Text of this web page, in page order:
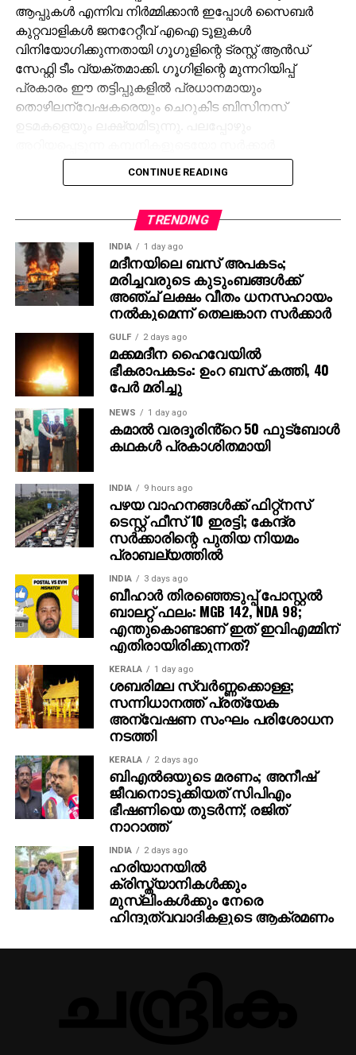
ആപ്പുകള്‍ എന്നിവ നിര്‍മ്മിക്കാന്‍ ഇപ്പോള്‍ സൈബര്‍
കുറ്റവാളികള്‍ ജനറേറ്റീവ് എഐ ടൂളുകള്‍
വിനിയോഗിക്കുന്നതായി ഗൂഗുളിന്റെ ട്രസ്റ്റ് ആന്‍ഡ്
സേഫ്റ്റി ടീം വ്യക്തമാക്കി. ഗൂഗിളിന്റെ മുന്നറിയിപ്പ്
പ്രകാരം ഈ തട്ടിപ്പുകളില്‍ പ്രധാനമായും
തൊഴിലന്വേഷകരെയും ചെറുകിട ബിസിനസ്
ഏജന്‍സികളുടെയോ പേരില്‍ വ്യാജ ജോലി
ലിസ്റ്റിംഗുകള്‍ സൃഷ്ടിക്കപ്പെടുന്നു. ഇരകളോട്
പ്രോസസ്സിംഗ് ഫീസ് എന്ന പേരില്‍ പണം അടയ്ക്കാനും
ആവശ്യപ്പെടുന്നതാണ് സാധാരണ രീതി. ചിലര്‍
മാല്‍വെയര്‍ ഇന്‍സ്റ്റാള്‍ ചെയ്യാനോ ഡാറ്റ
മോഷ്ടിക്കാനോ ലക്ഷ്യമിട്ടുള്ള വ്യാജ അഭിമുഖ
സോഫ്റ്റ്‌വെയറുകളും അയക്കുന്നു. ഇത്തരം തട്ടിപ്പുകള്‍
വ്യക്തികള്‍ക്കും സ്ഥാപനങ്ങള്‍ക്കും ഗുരുതരമായ
ഭീഷണിയാണെന്ന് ഗൂഗിള്‍ മുന്നറിയിപ്പ് നല്‍കി.
നിയമാനുസൃത തൊഴിലുടമകള്‍ ഒരിക്കലും സാമ്പത്തിക
വിവരങ്ങളോ പേയ്‌മെന്റെ് ആവശ്യങ്ങളോ
ഉന്നയിക്കില്ലെന്നും ഉപയോക്താക്കള്‍ ഓണ്‍ലൈനില്‍
കൂടുതല്‍ ജാഗ്രത പാലിക്കണമെന്നും ഗൂഗിള്‍
വ്യക്തമാക്കി.
CONTINUE READING
TRENDING
INDIA 1 day ago
മദീനയിലെ ബസ് അപകടം;
മരിച്ചവരുടെ കുടുംബങ്ങള്‍ക്ക്
അഞ്ച് ലക്ഷം വീതം ധനസഹായം
നല്‍കുമെന്ന് തെലങ്കാന സര്‍ക്കാര്‍
GULF 2 days ago
മക്കമദീന ഹൈവേയില്‍
ഭീകരാപകടം: ഉംറ ബസ് കത്തി, 40
പേര്‍ മരിച്ചു
NEWS 1 day ago
കമാൽ വരദൂരിൻ്റെ 50 ഫുട്ബോൾ
കഥകൾ പ്രകാശിതമായി
INDIA 9 hours ago
പഴയ വാഹനങ്ങള്‍ക്ക് ഫിറ്റ്‌നസ്
ടെസ്റ്റ് ഫീസ് 10 ഇരട്ടി; കേന്ദ്ര
സര്‍ക്കാരിന്റെ പുതിയ നിയമം
പ്രാബല്യത്തില്‍
INDIA 3 days ago
ബീഹാർ തിരഞ്ഞെടുപ്പ് പോസ്റ്റൽ
ബാലറ്റ് ഫലം: MGB 142, NDA 98;
എന്തുകൊണ്ടാണ് ഇത് ഇവിഎമ്മിന്
എതിരായിരിക്കുന്നത്?
KERALA 1 day ago
ശബരിമല സ്വര്‍ണ്ണക്കൊള്ള;
സന്നിധാനത്ത് പ്രത്യേക
അന്വേഷണ സംഘം പരിശോധന
നടത്തി
KERALA 2 days ago
ബിഎല്‍ഒയുടെ മരണം; അനീഷ്
ജീവനൊടുക്കിയത് സിപിഎം
ഭീഷണിയെ തുടര്‍ന്ന്; രജിത്
നാറാത്ത്
INDIA 2 days ago
ഹരിയാനയില്‍
ക്രിസ്ത്യാനികള്‍ക്കും
മുസ്‌ലിംകള്‍ക്കും നേരെ
ഹിന്ദുത്വവാദികളുടെ ആക്രമണം